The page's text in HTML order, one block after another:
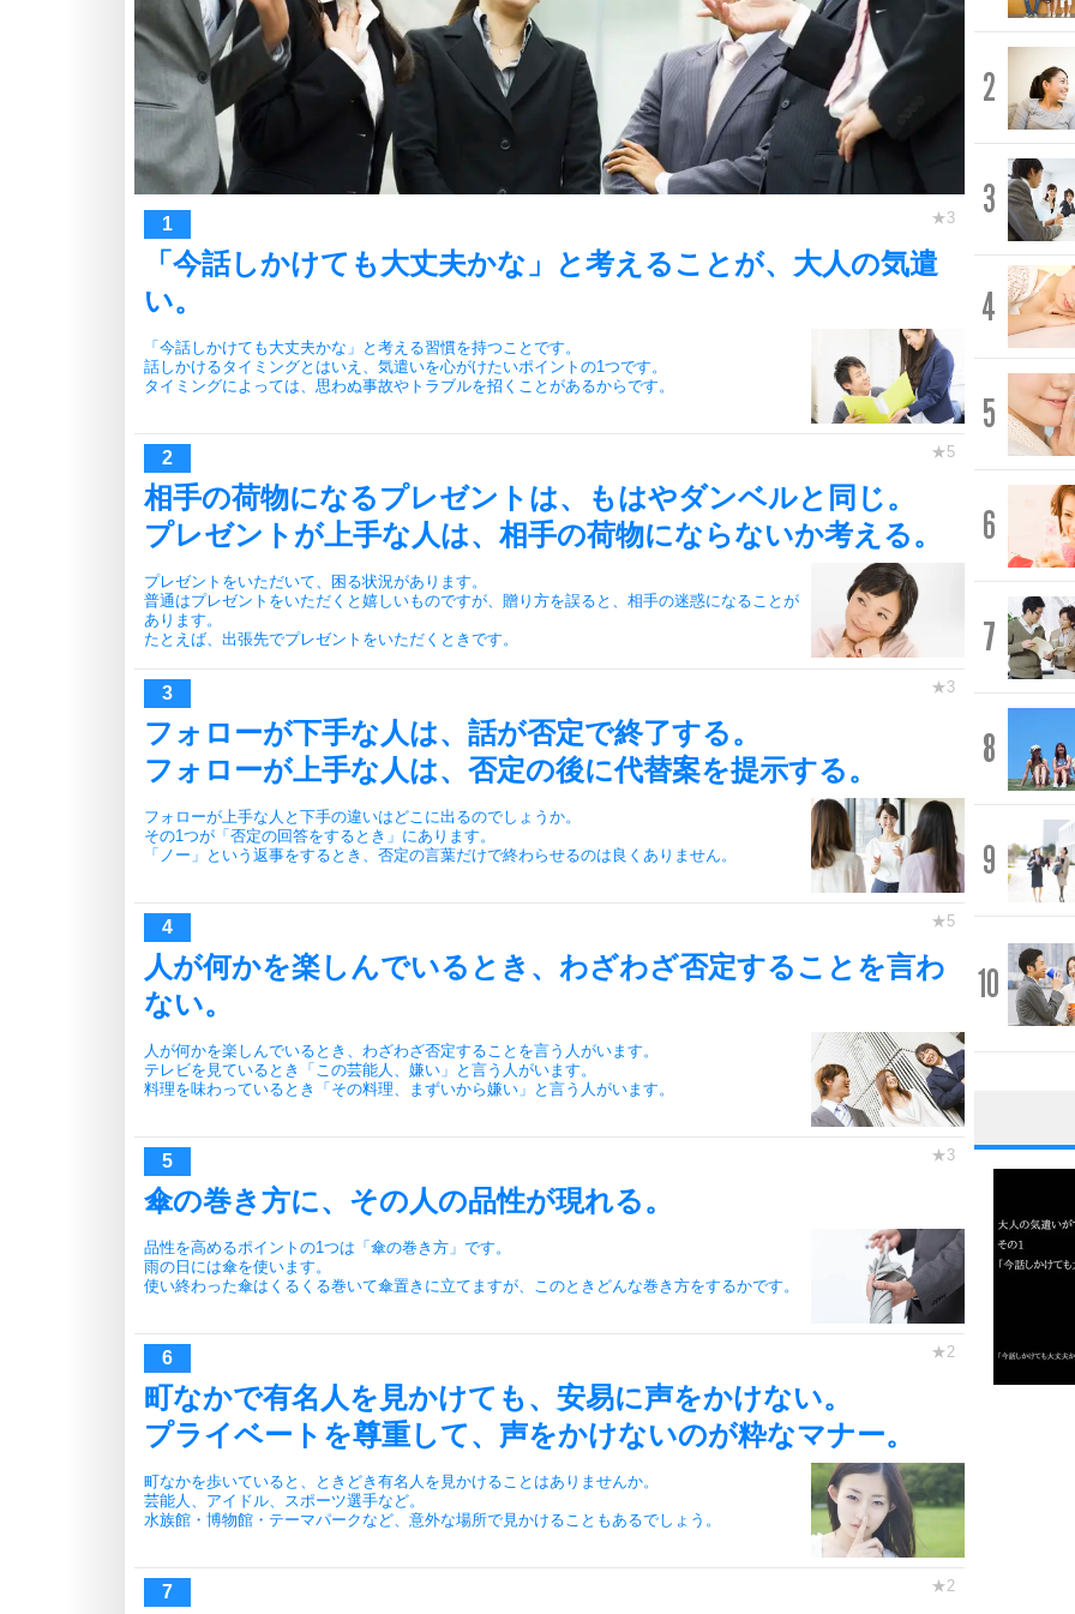
「今話しかけても大丈夫かな」と考えることが、大人の気遣
い。
「今話しかけても大丈夫かな」と考える習慣を持つことです。
話しかけるタイミングとはいえ、気遣いを心がけたいポイントの1つです。
タイミングによっては、思わぬ事故やトラブルを招くことがあるからです。
相手の荷物になるプレゼントは、もはやダンベルと同じ。
プレゼントが上手な人は、相手の荷物にならないか考える。
プレゼントをいただいて、困る状況があります。
普通はプレゼントをいただくと嬉しいものですが、贈り方を誤ると、相手の迷惑になることが
あります。
たとえば、出張先でプレゼントをいただくときです。
フォローが下手な人は、話が否定で終了する。
フォローが上手な人は、否定の後に代替案を提示する。
フォローが上手な人と下手の違いはどこに出るのでしょうか。
その1つが「否定の回答をするとき」にあります。
「ノー」という返事をするとき、否定の言葉だけで終わらせるのは良くありません。
人が何かを楽しんでいるとき、わざわざ否定することを言わ
ない。
人が何かを楽しんでいるとき、わざわざ否定することを言う人がいます。
テレビを見ているとき「この芸能人、嫌い」と言う人がいます。
料理を味わっているとき「その料理、まずいから嫌い」と言う人がいます。
傘の巻き方に、その人の品性が現れる。
品性を高めるポイントの1つは「傘の巻き方」です。
雨の日には傘を使います。
使い終わった傘はくるくる巻いて傘置きに立てますが、このときどんな巻き方をするかです。
町なかで有名人を見かけても、安易に声をかけない。
プライベートを尊重して、声をかけないのが粋なマナー。
町なかを歩いていると、ときどき有名人を見かけることはありませんか。
芸能人、アイドル、スポーツ選手など。
水族館・博物館・テーマパークなど、意外な場所で見かけることもあるでしょう。
2
3
4
5
6
7
8
9
10
1
3